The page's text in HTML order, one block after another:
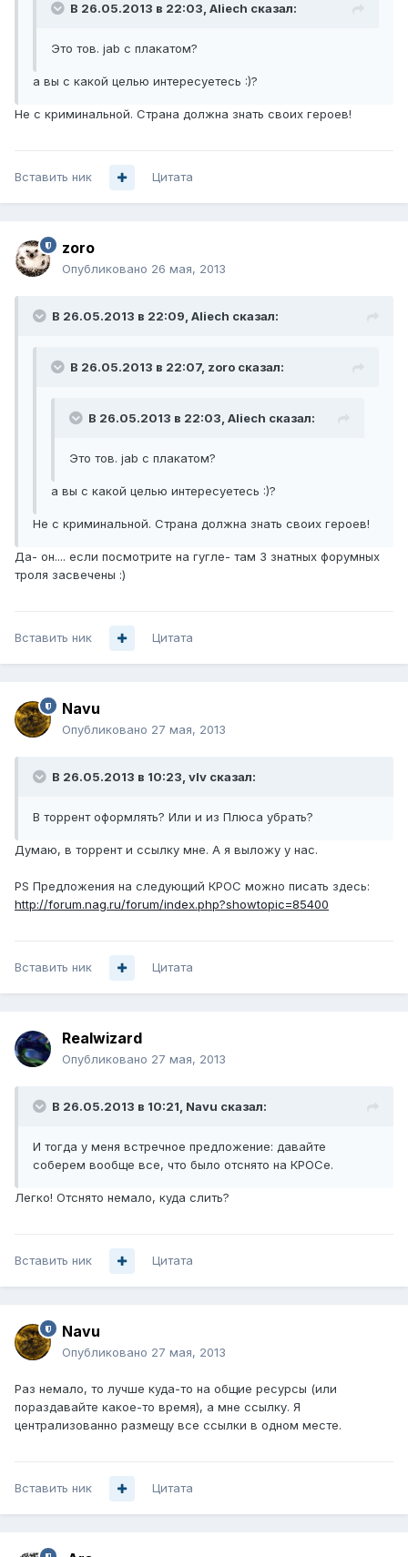
В 26.05.2013 в 22:03, Aliech сказал:
Это тов. jab с плакатом?
а вы с какой целью интересуетесь :)?
Не с криминальной. Страна должна знать своих героев!
Вставить ник Цитата
zoro
Опубликовано 26 мая, 2013
В 26.05.2013 в 22:09, Aliech сказал:
В 26.05.2013 в 22:07, zoro сказал:
В 26.05.2013 в 22:03, Aliech сказал:
Это тов. jab с плакатом?
а вы с какой целью интересуетесь :)?
Не с криминальной. Страна должна знать своих героев!
Да- он.... если посмотрите на гугле- там 3 знатных форумных
троля засвечены :)
Вставить ник Цитата
Navu
Опубликовано 27 мая, 2013
В 26.05.2013 в 10:23, vIv сказал:
В торрент оформлять? Или и из Плюса убрать?
Думаю, в торрент и ссылку мне. А я выложу у нас.
PS Предложения на следующий КРОС можно писать здесь:
http://forum.nag.ru/forum/index.php?showtopic=85400
Вставить ник Цитата
Realwizard
Опубликовано 27 мая, 2013
В 26.05.2013 в 10:21, Navu сказал:
И тогда у меня встречное предложение: давайте
соберем вообще все, что было отснято на КРОСе.
Легко! Отснято немало, куда слить?
Вставить ник Цитата
Navu
Опубликовано 27 мая, 2013
Раз немало, то лучше куда-то на общие ресурсы (или
пораздавайте какое-то время), а мне ссылку. Я
централизованно размещу все ссылки в одном месте.
Вставить ник Цитата